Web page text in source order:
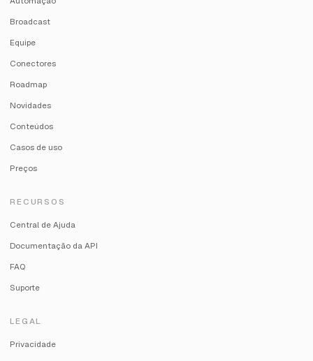
Broadcast
Equipe
Conectores
Roadmap
Novidades
Conteúdos
Casos de uso
Preços
RECURSOS
Central de Ajuda
Documentação da API
FAQ
Suporte
LEGAL
Privacidade